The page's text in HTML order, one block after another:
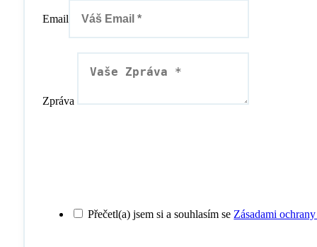
Email
Zpráva
Přečetl(a) jsem si a souhlasím se Zásadami